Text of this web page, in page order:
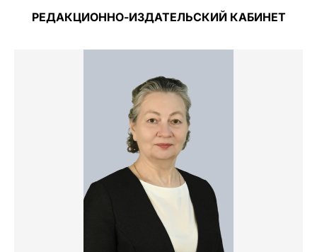
РЕДАКЦИОННО-ИЗДАТЕЛЬСКИЙ КАБИНЕТ